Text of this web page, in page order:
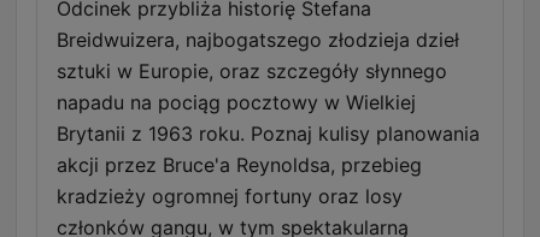
Odcinek przybliża historię Stefana
Breidwuizera, najbogatszego złodzieja dzieł
sztuki w Europie, oraz szczegóły słynnego
napadu na pociąg pocztowy w Wielkiej
Brytanii z 1963 roku. Poznaj kulisy planowania
akcji przez Bruce'a Reynoldsa, przebieg
kradzieży ogromnej fortuny oraz losy
członków gangu, w tym spektakularną